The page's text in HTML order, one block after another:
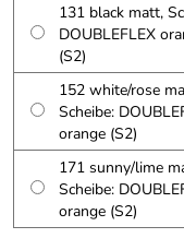
131 black matt,
DOUBLEFLEX
(S2)
152 white/rose
Scheibe:
orange (S2)
171 sunny/lime
Scheibe:
orange (S2)